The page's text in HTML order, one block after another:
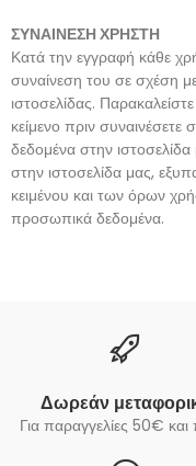
ΣΥΝΑΙΝΕΣΗ ΧΡΗΣΤΗ
Κατά την εγγραφή κάθε
συναίνεση του σε σχέση
ιστοσελίδας.
κείμενο πριν
δεδομένα στην
στην ιστοσελίδα μας,
κειμένου και των όρων
προσωπικά δεδομένα.
Δωρεάν
Για παραγγελίες 50€